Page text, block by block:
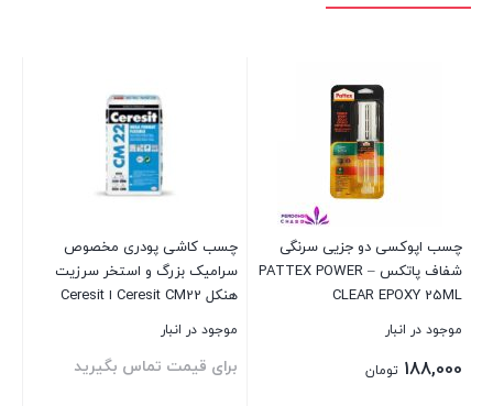
چسب اپوکسی دو جزیی سرنگی
شفاف پاتکس – PATTEX POWER
CLEAR EPOXY 25ML
موجود در انبار
188,000 تومان
چسب کاشی پودری مخصوص
سرامیک بزرگ و استخر سرزیت
هنکل Ceresit CM22 ا Ceresit
موجود در انبار
برای قیمت تماس بگیرید